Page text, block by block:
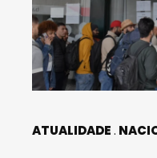
ATUALIDADE